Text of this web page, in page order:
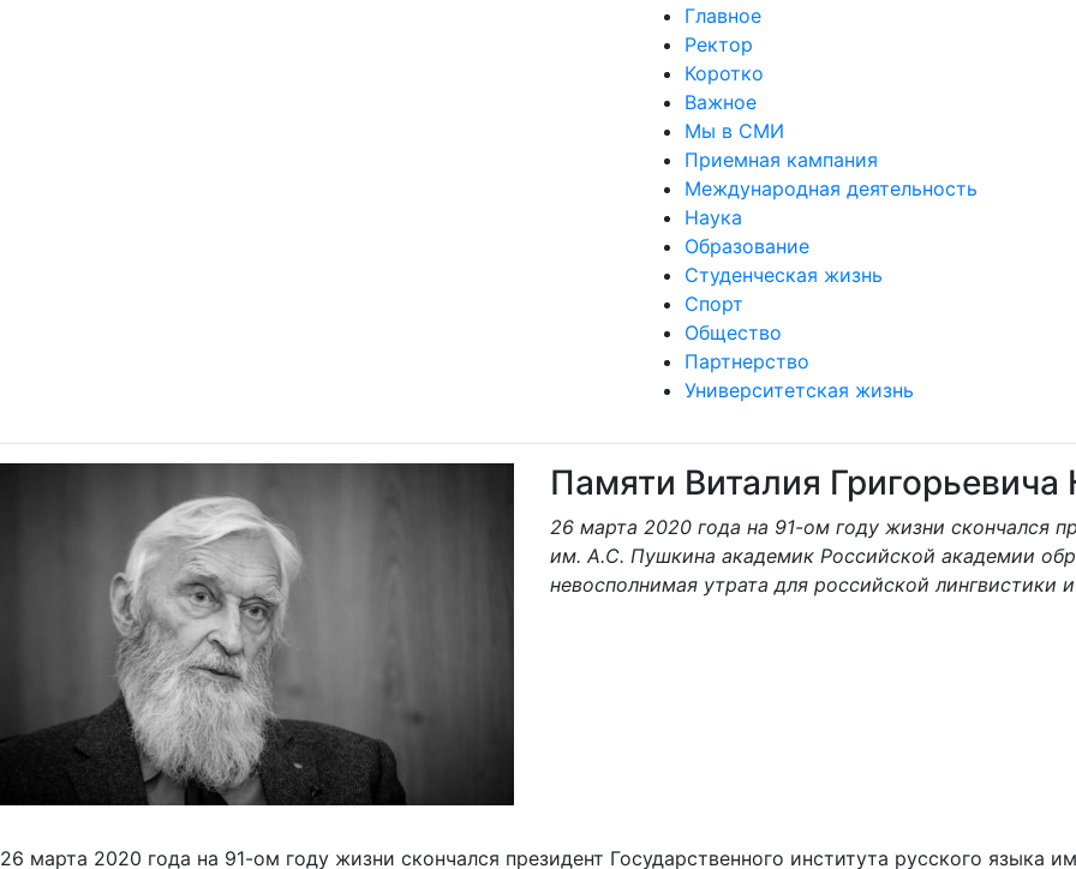
Главное
Ректор
Коротко
Важное
Мы в СМИ
Приемная кампания
Международная деятельность
Наука
Образование
Студенческая жизнь
Спорт
Общество
Партнерство
Университетская жизнь
Памяти Виталия
26 марта 2020 года на 91-ом году жизни скончался
им. А.С. Пушкина академик Российской академии
невосполнимая утрата для российской лингвистики
26 марта 2020 года на 91-ом году жизни скончался президент Государственного института русского